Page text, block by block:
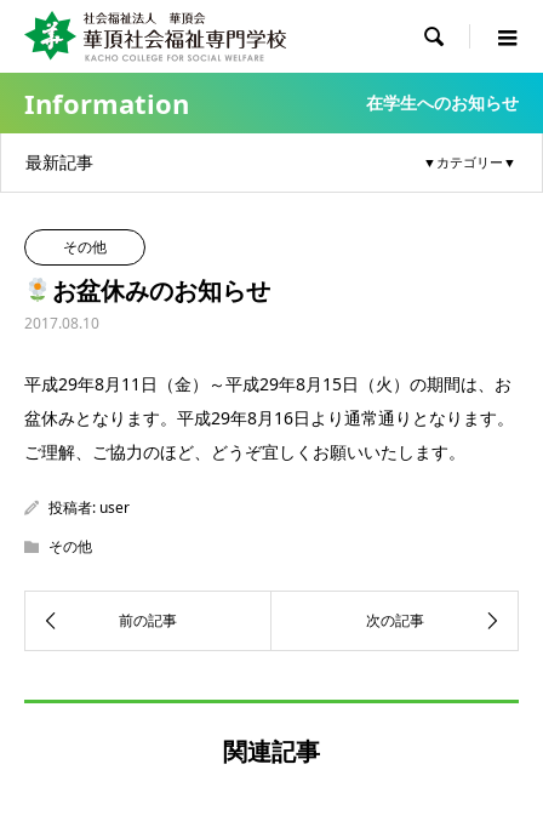

Information 在学生へのお知らせ
最新記事
その他
お盆休みのお知らせ
2017.08.10
平成29年8月11日（金）～平成29年8月15日（火）の期間は、お
盆休みとなります。平成29年8月16日より通常通りとなります。
ご理解、ご協力のほど、どうぞ宜しくお願いいたします。
投稿者: user
その他
関連記事